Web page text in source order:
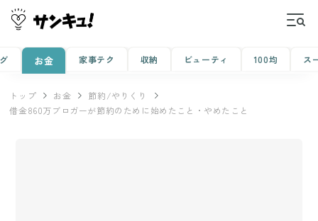
お金 家事テク 収納 ビューティ 100均 ス
トップ お金
節約/やりくり
借金860万ブロガーが節約のために始めたこと・やめたこと